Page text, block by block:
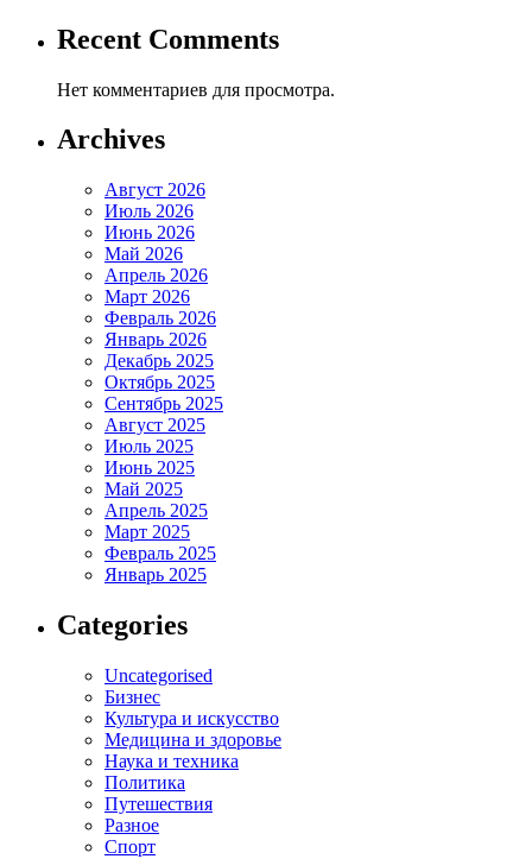
Recent Comments
Нет комментариев для просмотра.
Archives
Август 2026
Июль 2026
Июнь 2026
Май 2026
Апрель 2026
Март 2026
Февраль 2026
Январь 2026
Декабрь 2025
Октябрь 2025
Сентябрь 2025
Август 2025
Июль 2025
Июнь 2025
Май 2025
Апрель 2025
Март 2025
Февраль 2025
Январь 2025
Categories
Uncategorised
Бизнес
Культура и искусство
Медицина и здоровье
Наука и техника
Политика
Путешествия
Разное
Спорт